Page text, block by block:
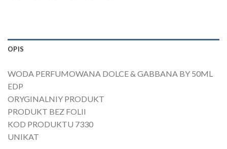
OPIS
WODA PERFUMOWANA DOLCE & GABBANA BY 50ML
EDP
ORYGINALNIY PRODUKT
PRODUKT BEZ FOLII
KOD PRODUKTU 7330
UNIKAT